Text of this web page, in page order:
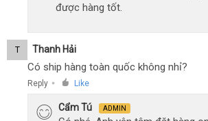
được hàng tốt.
T Thanh Hải
Có ship hàng toàn quốc không nhỉ?
Reply ● Like
Cẩm Tú ADMIN